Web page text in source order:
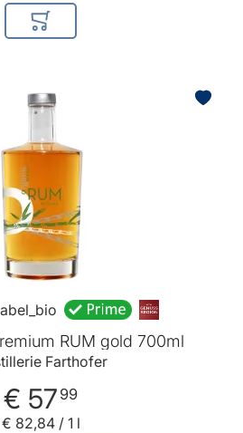
In den Warenkorb
RUM gold 700ml
Farthofer
€ 57 99
€ 82,84/ 1 l